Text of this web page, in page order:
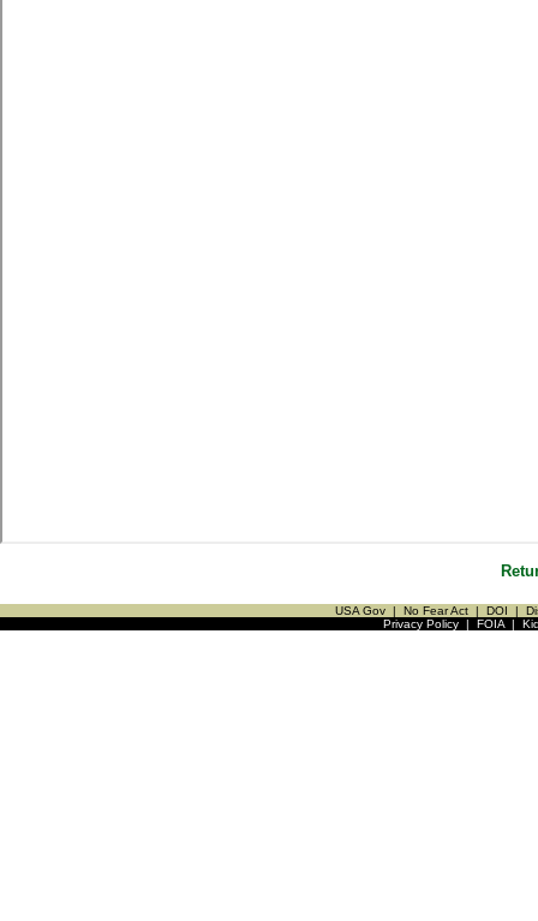
USA Gov | No Fear Act | DOI |
Privacy Policy| FOIA|